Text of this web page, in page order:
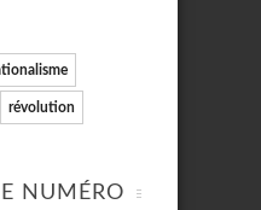
révolution
NUMÉRO